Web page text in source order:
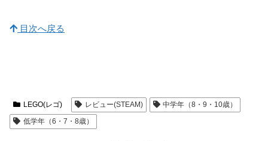
目次へ戻る
LEGO(レゴ) レビュー(STEAM)
中学年（8・9・10歳）
低学年（6・7・8歳）